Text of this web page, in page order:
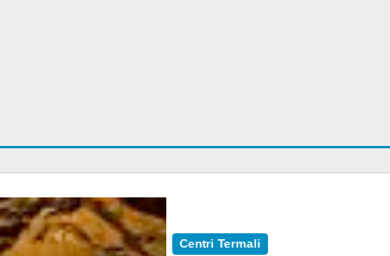
Centri Termali